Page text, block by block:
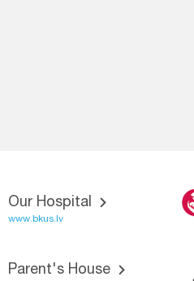
Our Hospital
www.bkus.lv
Parent's House